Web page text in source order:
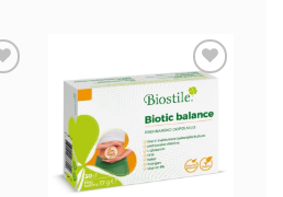
Lista
dei
desideri